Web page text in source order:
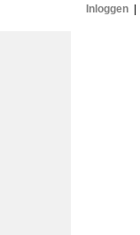
Inloggen